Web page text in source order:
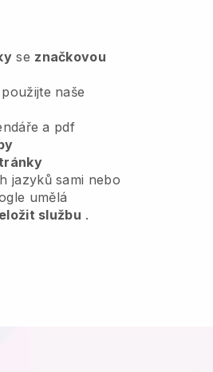
se značkovou
naše
a pdf
jazyků sami nebo
umělá
službu .